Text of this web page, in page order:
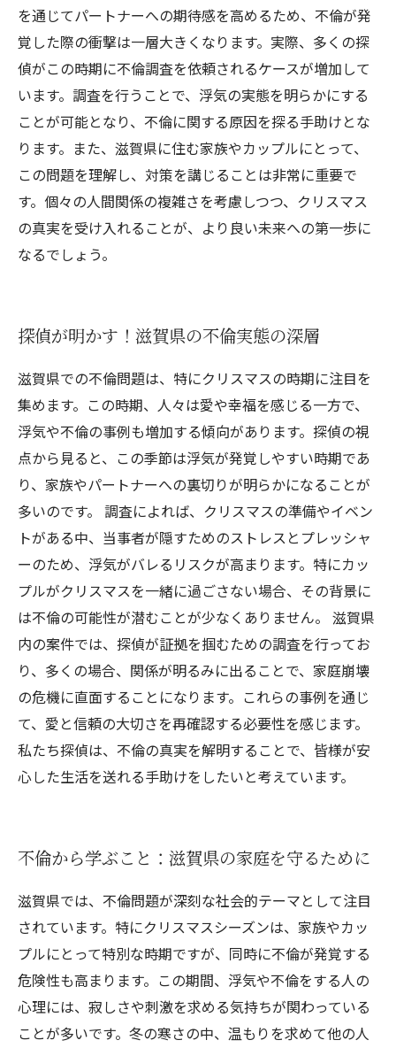
を通じてパートナーへの期待感を高めるため、不倫が発
覚した際の衝撃は一層大きくなります。実際、多くの探
偵がこの時期に不倫調査を依頼されるケースが増加して
います。調査を行うことで、浮気の実態を明らかにする
ことが可能となり、不倫に関する原因を探る手助けとな
ります。また、滋賀県に住む家族やカップルにとって、
この問題を理解し、対策を講じることは非常に重要で
す。個々の人間関係の複雑さを考慮しつつ、クリスマス
の真実を受け入れることが、より良い未来への第一歩に
なるでしょう。
探偵が明かす！滋賀県の不倫実態の深層
滋賀県での不倫問題は、特にクリスマスの時期に注目を
集めます。この時期、人々は愛や幸福を感じる一方で、
浮気や不倫の事例も増加する傾向があります。探偵の視
点から見ると、この季節は浮気が発覚しやすい時期であ
り、家族やパートナーへの裏切りが明らかになることが
多いのです。 調査によれば、クリスマスの準備やイベン
トがある中、当事者が隠すためのストレスとプレッシャ
ーのため、浮気がバレるリスクが高まります。特にカッ
プルがクリスマスを一緒に過ごさない場合、その背景に
は不倫の可能性が潜むことが少なくありません。 滋賀県
内の案件では、探偵が証拠を掴むための調査を行ってお
り、多くの場合、関係が明るみに出ることで、家庭崩壊
の危機に直面することになります。これらの事例を通じ
て、愛と信頼の大切さを再確認する必要性を感じます。
私たち探偵は、不倫の真実を解明することで、皆様が安
心した生活を送れる手助けをしたいと考えています。
不倫から学ぶこと：滋賀県の家庭を守るために
滋賀県では、不倫問題が深刻な社会的テーマとして注目
されています。特にクリスマスシーズンは、家族やカッ
プルにとって特別な時期ですが、同時に不倫が発覚する
危険性も高まります。この期間、浮気や不倫をする人の
心理には、寂しさや刺激を求める気持ちが関わっている
ことが多いです。冬の寒さの中、温もりを求めて他の人